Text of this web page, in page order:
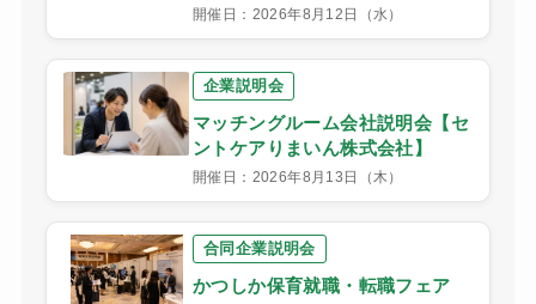
開催日：2026年8月12日（水）
企業説明会
マッチングルーム会社説明会【セ
ントケアりまいん株式会社】
開催日：2026年8月13日（木）
合同企業説明会
かつしか保育就職・転職フェア